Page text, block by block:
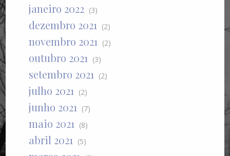
janeiro 2022 (3)
dezembro 2021 (2)
novembro 2021 (2)
outubro 2021 (3)
setembro 2021 (2)
julho 2021 (2)
junho 2021 (7)
maio 2021 (8)
abril 2021 (5)